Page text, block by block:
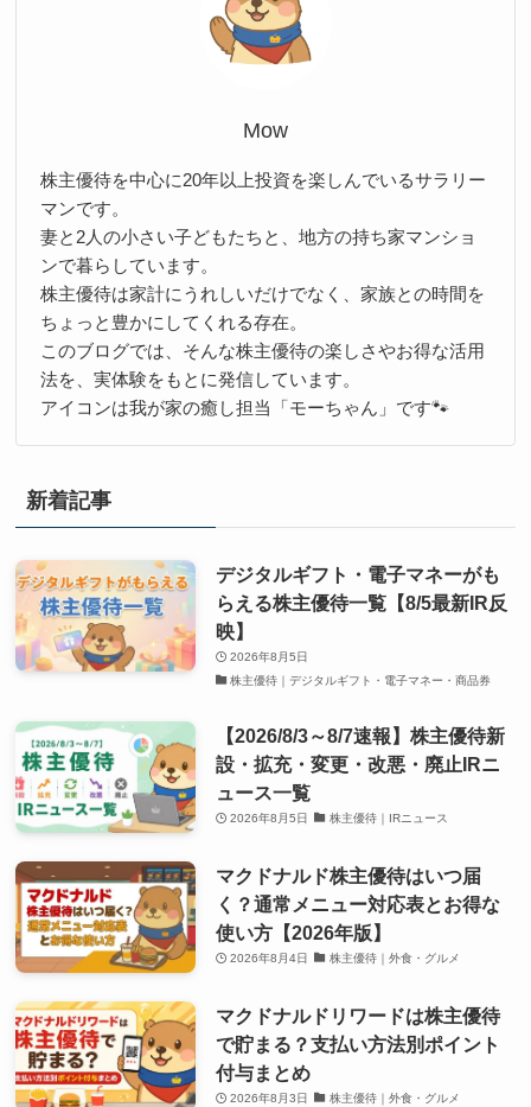
Mow
株主優待を中心に20年以上投資を楽しんでいるサラリー
マンです。
妻と2人の小さい子どもたちと、地方の持ち家マンショ
ンで暮らしています。
株主優待は家計にうれしいだけでなく、家族との時間を
ちょっと豊かにしてくれる存在。
このブログでは、そんな株主優待の楽しさやお得な活用
法を、実体験をもとに発信しています。
アイコンは我が家の癒し担当「モーちゃん」です🐾
新着記事
デジタルギフト・電子マネーがも
らえる株主優待一覧【8/5最新IR反
映】
2026年8月5日
株主優待｜デジタルギフト・電子マネー・商品券
【2026/8/3～8/7速報】株主優待新
設・拡充・変更・改悪・廃止IRニ
ュース一覧
2026年8月5日 株主優待｜IRニュース
マクドナルド株主優待はいつ届
く？通常メニュー対応表とお得な
使い方【2026年版】
2026年8月4日 株主優待｜外食・グルメ
マクドナルドリワードは株主優待
で貯まる？支払い方法別ポイント
付与まとめ
2026年8月3日 株主優待｜外食・グルメ